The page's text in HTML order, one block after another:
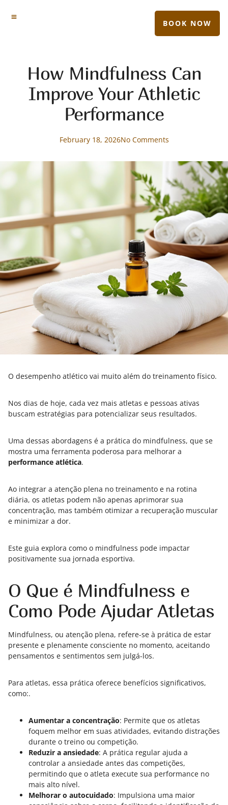
BOOK NOW
How Mindfulness Can
Improve Your Athletic
Performance
February 18, 2026No Comments
O desempenho atlético vai muito além do treinamento físico.
Nos dias de hoje, cada vez mais atletas e pessoas ativas
buscam estratégias para potencializar seus resultados.
Uma dessas abordagens é a prática do mindfulness, que se
mostra uma ferramenta poderosa para melhorar a
performance atlética.
Ao integrar a atenção plena no treinamento e na rotina
diária, os atletas podem não apenas aprimorar sua
concentração, mas também otimizar a recuperação muscular
e minimizar a dor.
Este guia explora como o mindfulness pode impactar
positivamente sua jornada esportiva.
O Que é Mindfulness e
Como Pode Ajudar Atletas
Mindfulness, ou atenção plena, refere-se à prática de estar
presente e plenamente consciente no momento, aceitando
pensamentos e sentimentos sem julgá-los.
Para atletas, essa prática oferece benefícios significativos,
como:.
Aumentar a concentração: Permite que os atletas
foquem melhor em suas atividades, evitando distrações
durante o treino ou competição.
Reduzir a ansiedade: A prática regular ajuda a
controlar a ansiedade antes das competições,
permitindo que o atleta execute sua performance no
mais alto nível.
Melhorar o autocuidado: Impulsiona uma maior